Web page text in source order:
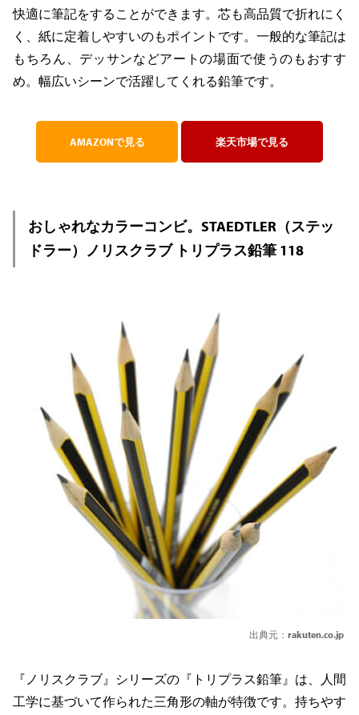
快適に筆記をすることができます。芯も高品質で折れにく
く、紙に定着しやすいのもポイントです。一般的な筆記は
もちろん、デッサンなどアートの場面で使うのもおすす
め。幅広いシーンで活躍してくれる鉛筆です。
AMAZONで見る 楽天市場で見る
おしゃれなカラーコンビ。STAEDTLER（ステッ
ドラー）ノリスクラブ トリプラス鉛筆 118
出典元： rakuten.co.jp
『ノリスクラブ』シリーズの『トリプラス鉛筆』は、人間
工学に基づいて作られた三角形の軸が特徴です。持ちやす